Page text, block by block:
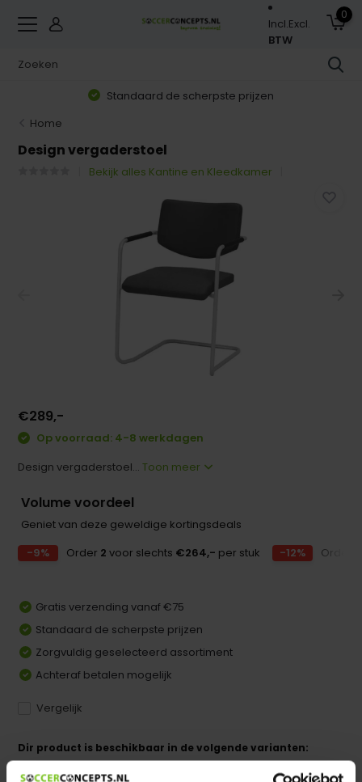
Incl.Excl.
BTW
0
Standaard de scherpste prijzen
Home
Design vergaderstoel
Bekijk alles Kantine en Kleedkamer
€289,-
Op voorraad: 4-8 werkdagen
Design vergaderstoel...Toon meer
Volume voordeel
Geniet van deze geweldige kortingsdeals
-9%
Order 2 voor slechts €264,- per stuk -12% Order
Gratis verzending vanaf €75
Standaard de scherpste prijzen
Zorgvuldig geselecteerd assortiment
Achteraf betalen mogelijk
Vergelijk
Dir product is beschikbaar in de volgende varianten: